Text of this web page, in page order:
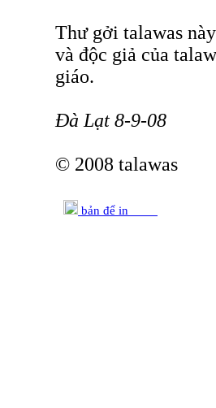
Thư gởi talawas
và độc giả của
giáo.
Đà Lạt 8-9-08
© 2008 talawas
bản để in